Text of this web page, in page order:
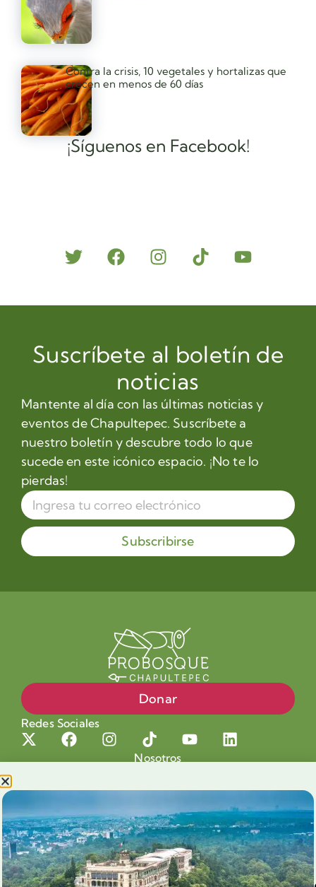
¡Síguenos en Facebook!
Contra la crisis, 10 vegetales y hortalizas que
crecen en menos de 60 días
Suscríbete al boletín de
noticias
Mantente al día con las últimas noticias y
eventos de Chapultepec. Suscríbete a
nuestro boletín y descubre todo lo que
sucede en este icónico espacio. ¡No te lo
pierdas!
Subscribirse
Donar
Redes Sociales
Nosotros
Nuestra Causa
Productos con Causa
Blog
Voluntariado Chapultepec